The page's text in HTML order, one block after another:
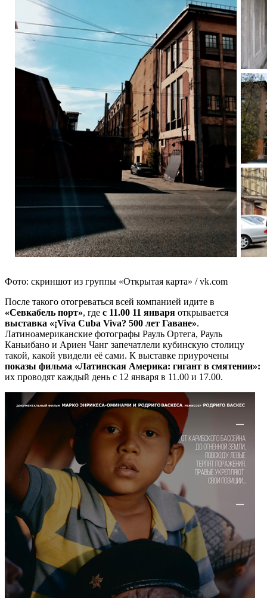
Фото: скриншот из группы «Открытая карта» / vk.com
После такого отогреваться всей компанией идите в
«Севкабель порт», где с 11.00 11 января открывается
выставка «¡Viva Cuba Viva? 500 лет Гаване».
Латиноамериканские фотографы Рауль Ортега, Рауль
Каньибано и Ариен Чанг запечатлели кубинскую столицу
такой, какой увидели её сами. К выставке приурочены
показы фильма «Латинская Америка: гигант в смятении»:
их проводят каждый день с 12 января в 11.00 и 17.00.